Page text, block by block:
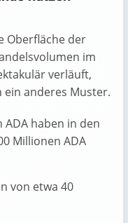
Oberfläche der
im
verläuft,
ein anderes Muster.
haben in den
Millionen ADA
von etwa 40